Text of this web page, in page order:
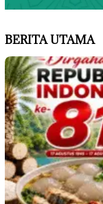
BERITA UTAMA